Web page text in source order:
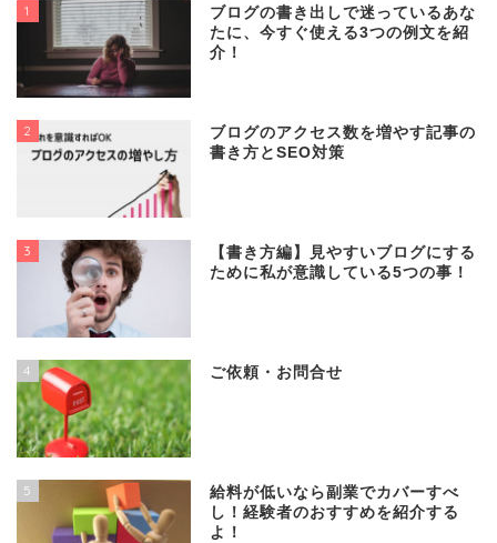
1
ブログの書き出しで迷っているあな
たに、今すぐ使える3つの例文を紹
介！
2
ブログのアクセス数を増やす記事の
書き方とSEO対策
3
【書き方編】見やすいブログにする
ために私が意識している5つの事！
4 ご依頼・お問合せ
5
給料が低いなら副業でカバーすべ
し！経験者のおすすめを紹介する
よ！